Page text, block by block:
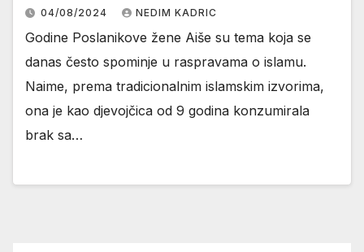
04/08/2024 NEDIM KADRIC
Godine Poslanikove žene Aiše su tema koja se
danas često spominje u raspravama o islamu.
Naime, prema tradicionalnim islamskim izvorima,
ona je kao djevojčica od 9 godina konzumirala
brak sa…